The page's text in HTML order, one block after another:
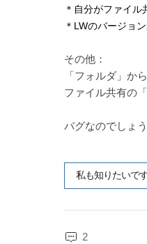
＊自分がファイ
＊LWのバージョ
その他：
「フォルダ」か
ファイル共有の
バグなのでしょ
私も知りたいで
2